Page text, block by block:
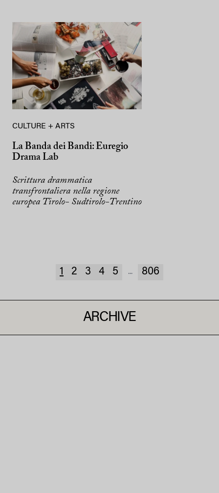
CULTURE + ARTS
La Banda dei Bandi: Euregio
Drama Lab
Scrittura drammatica
transfrontaliera nella regione
europea Tirolo- Sudtirolo-Trentino
1 2 3 4 5 ... 806
ARCHIVE